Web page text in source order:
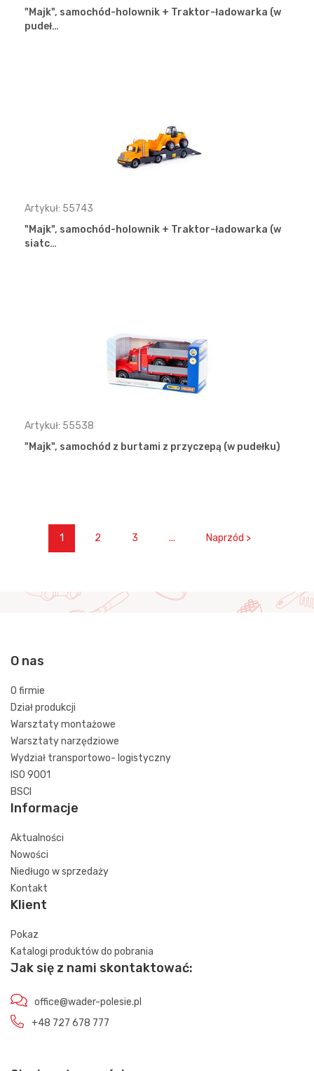
"Majk", samochód-holownik + Traktor-ładowarka (w
pudeł…
Artykuł: 55743
"Majk", samochód-holownik + Traktor-ładowarka (w
siatc…
Artykuł: 55538
"Majk", samochód z burtami z przyczepą (w pudełku)
1 2 3 ... Naprzód >
O nas
O firmie
Dział produkcji
Warsztaty montażowe
Warsztaty narzędziowe
Wydział transportowo- logistyczny
ISO 9001
BSCI
Informacje
Aktualności
Nowości
Niedługo w sprzedaży
Kontakt
Klient
Pokaz
Katalogi produktów do pobrania
Jak się z nami skontaktować:
office@wader-polesie.pl
+48 727 678 777